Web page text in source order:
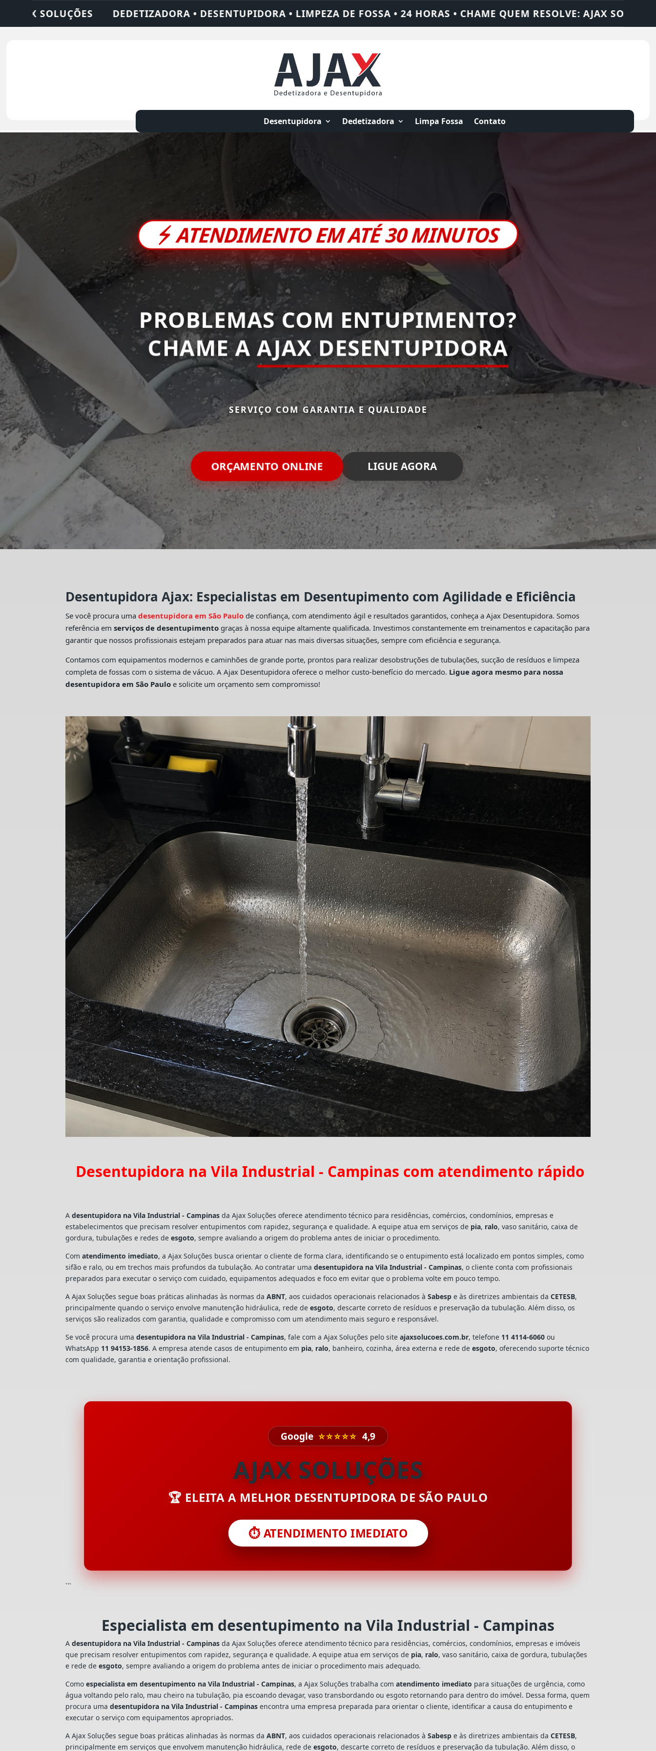
• DESENTUPIDORA • LIMPEZA DE FOSSA • 24 HORAS • CHAME QUEM RESOLVE: AJAX SOLUÇÕES DEDETIZADORA •
Desentupidora Dedetizadora Limpa Fossa Contato
⚡ATENDIMENTO EM ATÉ 30 MINUTOS
PROBLEMAS COM ENTUPIMENTO?
CHAME AAJAX DESENTUPIDORA
SERVIÇO COM GARANTIA E QUALIDADE
ORÇAMENTO ONLINE LIGUE AGORA
Desentupidora Ajax: Especialistas em Desentupimento com Agilidade e Eficiência
Se você procura umadesentupidora em São Paulo de confiança, com atendimento ágil e resultados garantidos, conheça a Ajax Desentupidora. Somos
referência emserviços de desentupimento graças à nossa equipe altamente qualificada. Investimos constantemente em treinamentos e capacitação para
garantir que nossos profissionais estejam preparados para atuar nas mais diversas situações, sempre com eficiência e segurança.
Contamos com equipamentos modernos e caminhões de grande porte, prontos para realizar desobstruções de tubulações, sucção de resíduos e limpeza
completa de fossas com o sistema de vácuo. A Ajax Desentupidora oferece o melhor custo-benefício do mercado. Ligue agora mesmo para nossa
desentupidora em São Paulo e solicite um orçamento sem compromisso!
Desentupidora na Vila Industrial - Campinas com atendimento rápido
Adesentupidora na Vila Industrial - Campinas da Ajax Soluções oferece atendimento técnico para residências, comércios, condomínios, empresas e
estabelecimentos que precisam resolver entupimentos com rapidez, segurança e qualidade. A equipe atua em serviços de pia, ralo, vaso sanitário, caixa de
gordura, tubulações e redes deesgoto, sempre avaliando a origem do problema antes de iniciar o procedimento.
Comatendimento imediato, a Ajax Soluções busca orientar o cliente de forma clara, identificando se o entupimento está localizado em pontos simples, como
sifão e ralo, ou em trechos mais profundos da tubulação. Ao contratar umadesentupidora na Vila Industrial - Campinas, o cliente conta com profissionais
preparados para executar o serviço com cuidado, equipamentos adequados e foco em evitar que o problema volte em pouco tempo.
A Ajax Soluções segue boas práticas alinhadas às normas daABNT, aos cuidados operacionais relacionados àSabesp e às diretrizes ambientais daCETESB,
principalmente quando o serviço envolve manutenção hidráulica, rede deesgoto, descarte correto de resíduos e preservação da tubulação. Além disso, os
serviços são realizados com garantia, qualidade e compromisso com um atendimento mais seguro e responsável.
Se você procura umadesentupidora na Vila Industrial - Campinas, fale com a Ajax Soluções pelo siteajaxsolucoes.com.br, telefone 11 4114-6060 ou
WhatsApp 11 94153-1856. A empresa atende casos de entupimento em pia, ralo, banheiro, cozinha, área externa e rede deesgoto, oferecendo suporte técnico
com qualidade, garantia e orientação profissional.
Google ⭐⭐⭐⭐⭐ 4,9
AJAX SOLUÇÕES
🏆 ELEITA A MELHOR DESENTUPIDORA DE SÃO PAULO
⏱️ ATENDIMENTO IMEDIATO
```
Especialista em desentupimento na Vila Industrial - Campinas
Adesentupidora na Vila Industrial - Campinas da Ajax Soluções oferece atendimento técnico para residências, comércios, condomínios, empresas e imóveis
que precisam resolver entupimentos com rapidez, segurança e qualidade. A equipe atua em serviços de pia, ralo, vaso sanitário, caixa de gordura, tubulações
e rede deesgoto, sempre avaliando a origem do problema antes de iniciar o procedimento mais adequado.
Comoespecialista em desentupimento na Vila Industrial - Campinas, a Ajax Soluções trabalha comatendimento imediato para situações de urgência, como
água voltando pelo ralo, mau cheiro na tubulação, pia escoando devagar, vaso transbordando ou esgoto retornando para dentro do imóvel. Dessa forma, quem
procura umadesentupidora na Vila Industrial - Campinas encontra uma empresa preparada para orientar o cliente, identificar a causa do entupimento e
executar o serviço com equipamentos apropriados.
A Ajax Soluções segue boas práticas alinhadas às normas daABNT, aos cuidados operacionais relacionados àSabesp e às diretrizes ambientais daCETESB,
principalmente em serviços que envolvem manutenção hidráulica, rede deesgoto, descarte correto de resíduos e preservação da tubulação. Além disso, o